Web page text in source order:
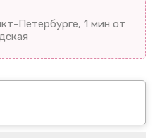
Петербурге, 1 мин от